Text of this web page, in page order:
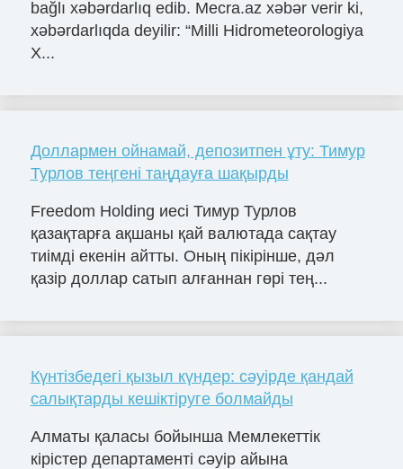
bağlı xəbərdarlıq edib. Mecra.az xəbər verir ki,
xəbərdarlıqda deyilir: “Milli Hidrometeorologiya
X...
Доллармен ойнамай, депозитпен ұту: Тимур
Турлов теңгені таңдауға шақырды
Freedom Holding иесі Тимур Турлов
қазақтарға ақшаны қай валютада сақтау
тиімді екенін айтты. Оның пікірінше, дәл
қазір доллар сатып алғаннан гөрі тең...
Күнтізбедегі қызыл күндер: сәуірде қандай
салықтарды кешіктіруге болмайды
Алматы қаласы бойынша Мемлекеттік
кірістер департаменті сәуір айына